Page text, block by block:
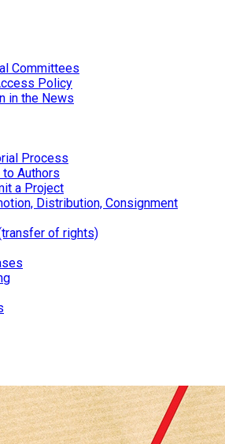
Committees
Policy
in the News
Process
to Authors
a Project
Distribution, Consignment
of rights)